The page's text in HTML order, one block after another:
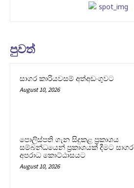
පුවත්
සාගර කාරියවසම් අත්අඩංගුවට
August 10, 2026
පොලිස්පති ගැන සිදුකළ ප්‍රකාශය
සම්බන්ධයෙන් ප්‍රකාශයක් දීමට සාගර
අපරාධ කොට්ඨාසයට
August 10, 2026